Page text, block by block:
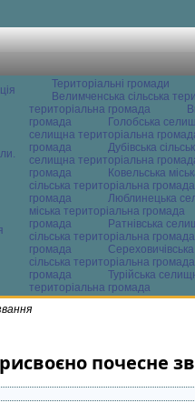
Територіальні громади
Велимченська сільська
територіальна громада
громада
Голобська
селищна територіальна
громада
Дубівська
селищна територіальна
громада
Ковельська
сільська територіальна громада
громада
Люблинецька
міська територіальна громада
громада
Ратнівська
сільська територіальна громада
громада
сільська територіальна громада
громада
Турійська
територіальна громада
почесне